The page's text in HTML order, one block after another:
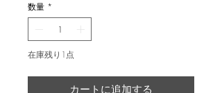
数量 *
在庫残り1点
カートに追加する